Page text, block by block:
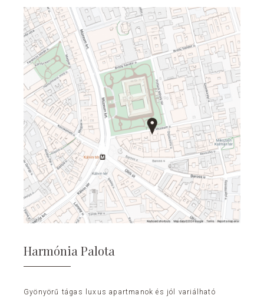
Harmónia Palota
Gyönyörű tágas luxus apartmanok és jól variálható